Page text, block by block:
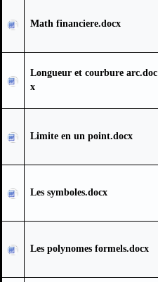
Math financiere.docx
Longueur et courbure arc.doc
x
Limite en un point.docx
Les symboles.docx
Les polynomes formels.docx